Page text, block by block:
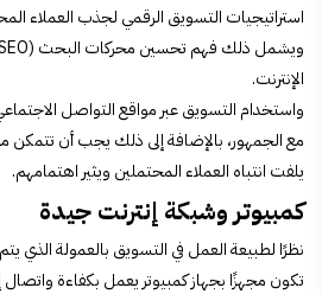
استراتيجيات التسويق الرقمي لجذب العملاء
الإنترنت.
واستخدام التسويق عبر مواقع التواصل
مع الجمهور، بالإضافة إلى ذلك يجب أن
يلفت انتباه العملاء المحتملين ويثير اهتمامهم.
كمبيوتر وشبكة إنترنت جيدة
نظرًا لطبيعة العمل في التسويق بالعمولة الذي
تكون مجهزًا بجهاز كمبيوتر يعمل بكفاءة